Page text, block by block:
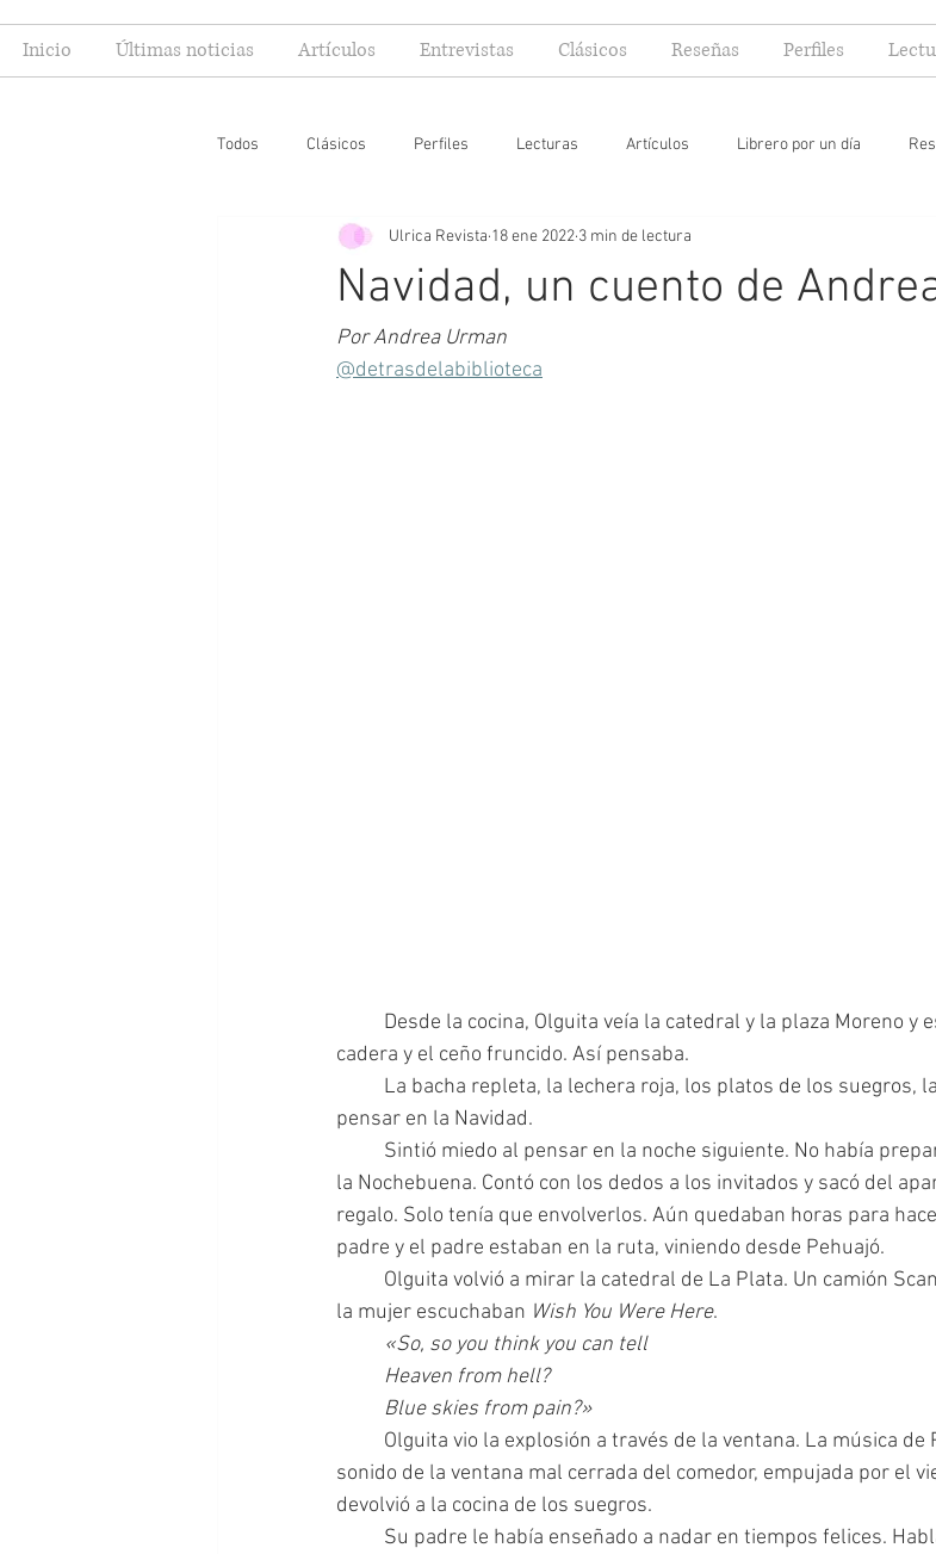
Inicio Últimas noticias Artículos Entrevistas Clásicos Reseñas Perfiles
Todos Clásicos Perfiles Lecturas Artículos Librero por un día
Editoriales Especial FIL Mi yo lector
Navidad, un cuento de
Ulrica Revista 18 ene 2022 3 min de lectura
Por Andrea Urman
@detrasdelabiblioteca
cadera y el ceño fruncido. Así pensaba.
pensar en la Navidad.
la Nochebuena. Contó con los dedos a los invitados y sacó del
regalo. Solo tenía que envolverlos. Aún quedaban horas para
padre y el padre estaban en la ruta, viniendo desde Pehuajó.
la mujer escuchaban Wish You Were Here.
	«So, so you think you can tell
Heaven from hell?
Blue skies from pain?»
sonido de la ventana mal cerrada del comedor, empujada por el
devolvió a la cocina de los suegros.